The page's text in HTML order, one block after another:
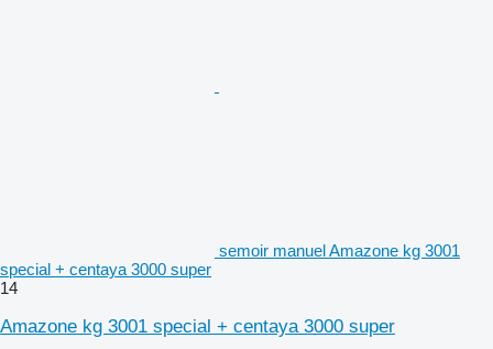
semoir manuel Amazone kg 3001
special + centaya 3000 super
14
Amazone kg 3001 special + centaya 3000 super